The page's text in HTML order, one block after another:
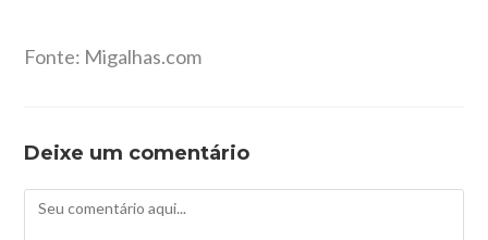
Fonte: Migalhas.com
Deixe um comentário